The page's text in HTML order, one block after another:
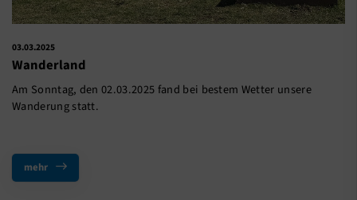
03.03.2025
Wanderland
Am Sonntag, den 02.03.2025 fand bei bestem Wetter unsere
Wanderung statt.
mehr